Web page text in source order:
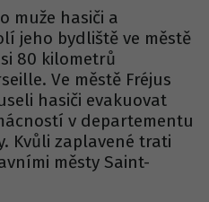
muže hasiči a
jeho bydliště ve městě
80 kilometrů
Ve městě Fréjus
hasiči evakuovat
v departementu
Kvůli zaplavené trati
městy Saint-